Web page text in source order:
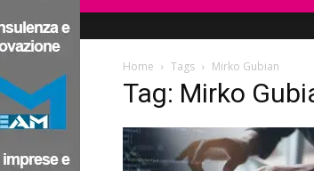
Home Tags Mirko Gubian
Tag: Mirko